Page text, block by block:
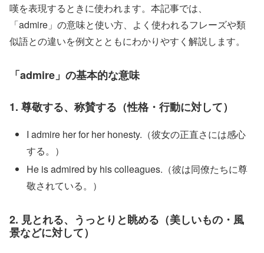
嘆を表現するときに使われます。本記事では、
「admire」の意味と使い方、よく使われるフレーズや類
似語との違いを例文とともにわかりやすく解説します。
「admire」の基本的な意味
1. 尊敬する、称賛する（性格・行動に対して）
I admire her for her honesty.（彼女の正直さには感心
する。）
He is admired by his colleagues.（彼は同僚たちに尊
敬されている。）
2. 見とれる、うっとりと眺める（美しいもの・風
景などに対して）